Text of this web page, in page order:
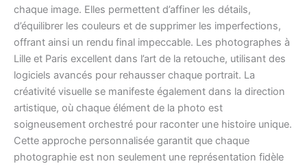
chaque image. Elles permettent d’affiner les détails,
d’équilibrer les couleurs et de supprimer les imperfections,
offrant ainsi un rendu final impeccable. Les photographes à
Lille et Paris excellent dans l’art de la retouche, utilisant des
logiciels avancés pour rehausser chaque portrait. La
créativité visuelle se manifeste également dans la direction
artistique, où chaque élément de la photo est
soigneusement orchestré pour raconter une histoire unique.
Cette approche personnalisée garantit que chaque
photographie est non seulement une représentation fidèle